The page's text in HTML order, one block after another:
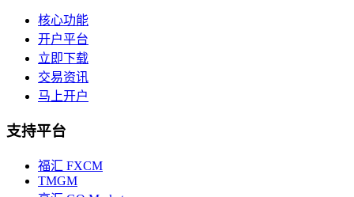
核心功能
开户平台
立即下载
交易资讯
马上开户
支持平台
福汇 FXCM
TMGM